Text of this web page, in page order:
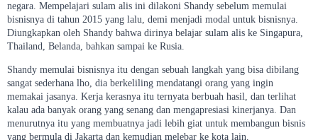
negara. Mempelajari sulam alis ini dilakoni Shandy sebelum memulai
bisnisnya di tahun 2015 yang lalu, demi menjadi modal untuk bisnisnya.
Diungkapkan oleh Shandy bahwa dirinya belajar sulam alis ke Singapura,
Thailand, Belanda, bahkan sampai ke Rusia.
Shandy memulai bisnisnya itu dengan sebuah langkah yang bisa dibilang
sangat sederhana lho, dia berkeliling mendatangi orang yang ingin
memakai jasanya. Kerja kerasnya itu ternyata berbuah hasil, dan terlihat
kalau ada banyak orang yang senang dan mengapresiasi kinerjanya. Dan
menurutnya itu yang membuatnya jadi lebih giat untuk membangun bisnis
yang bermula di Jakarta dan kemudian melebar ke kota lain.